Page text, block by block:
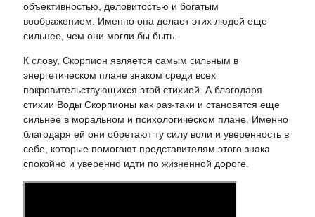
объективностью, деловитостью и богатым
воображением. Именно она делает этих людей еще
сильнее, чем они могли бы быть.
К слову, Скорпион является самым сильным в
энергетическом плане знаком среди всех
покровительствующихся этой стихией. А благодаря
стихии Воды Скорпионы как раз-таки и становятся еще
сильнее в моральном и психологическом плане. Именно
благодаря ей они обретают ту силу воли и уверенность в
себе, которые помогают представителям этого знака
спокойно и уверенно идти по жизненной дороге.